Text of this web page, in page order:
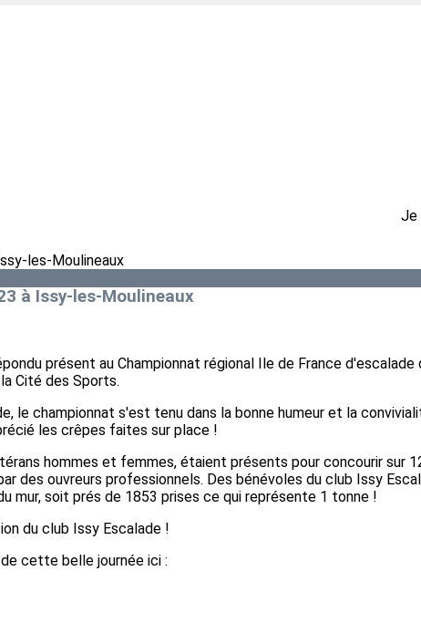
Je
à Issy-les-Moulineaux
présent au Championnat régional Ile de France
Cité des Sports.
le championnat s'est tenu dans la bonne humeur et la
les crêpes faites sur place !
hommes et femmes, étaient présents pour concourir sur
des ouvreurs professionnels. Des bénévoles du club Issy
mur, soit prés de 1853 prises ce qui représente 1 tonne !
du club Issy Escalade !
cette belle journée ici :